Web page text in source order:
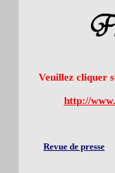
Veuillez cliquer
http://
Revue de presse